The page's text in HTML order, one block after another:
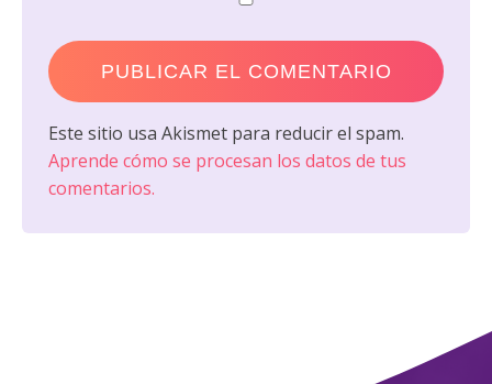
Este sitio usa Akismet para reducir el spam.
Aprende cómo se procesan los datos de tus
comentarios.